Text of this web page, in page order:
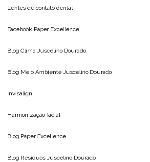
Lentes de contato dental
Facebook Paper Excellence
Blog Clima Juscelino Dourado
Blog Meio Ambiente Juscelino Dourado
Invisalign
Harmonização facial
Blog Paper Excellence
Blog Resíduos Juscelino Dourado